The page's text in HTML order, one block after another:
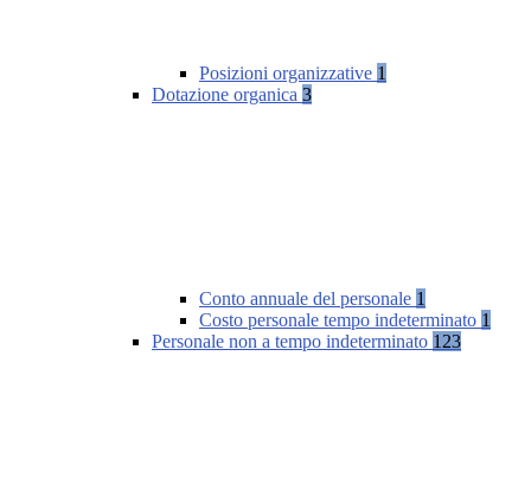
Posizioni organizzative 1
Dotazione organica 3
Conto annuale del personale 1
Costo personale tempo indeterminato 1
Personale non a tempo indeterminato 123